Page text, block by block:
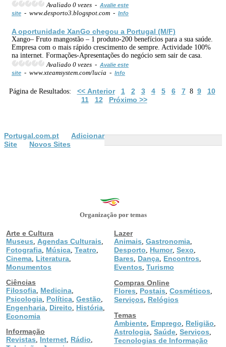
Avaliado 0 vezes - Avalie este
site - www.desporto3.blogspot.com - Info
A oportunidade XanGo chegou a Portugal (M/F)
Xango– Fruto mangostão – 1 produto-200 benefícios para a sua saúde.
Empresa com o mais rápido crescimento de sempre. Actividade 100%
na internet. Formações-Apresentações do negócio sem sair de casa.
Avaliado 0 vezes - Avalie este
site - www.xteamsystem.com/lucia - Info
Página de Resultados: << Anterior 1 2 3 4 5 6 78 9
10
11
12 Próximo >>
Portugal.com.pt
Adicionar
Site
Novos Sites
Organização por temas
Arte e Cultura
Museus
Agendas Culturais
Fotografia Música Teatro
Cinema Literatura
Monumentos
Ciências
Filosofia Medicina
Psicologia Política Gestão
Engenharia Direito História
Economia
Informação
Revistas
Internet Rádio
Lazer
Animais Gastronomia
Desporto Humor, Sexo
Bares Dança Encontros
Eventos Turismo
Compras Online
Flores
Postais Cosméticos
Serviços
Relógios
Temas
Ambiente Emprego Religião
Astrologia Saúde Serviços
Tecnologias de Informação